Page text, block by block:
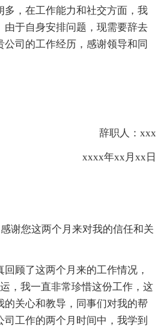
多，在工作能力和社交方面，我
由于自身安排问题，现需要辞去
司的工作经历，感谢领导和同
辞职人：xxx
xxxx年xx月xx日
您这两个月来对我的信任和关
顾了这两个月来的工作情况，
，我一直非常珍惜这份工作，这
的关心和教导，同事们对我的帮
司工作的两个月时间中，我学到